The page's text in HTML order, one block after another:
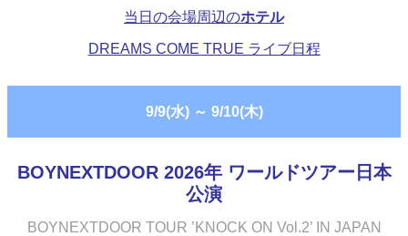
当日の会場周辺のホテル
DREAMS COME TRUE ライブ日程
9/9(水)～ 9/10(木)
BOYNEXTDOOR 2026年 ワールドツアー日本
公演
BOYNEXTDOOR TOUR ’KNOCK ON Vol.2’ IN JAPAN